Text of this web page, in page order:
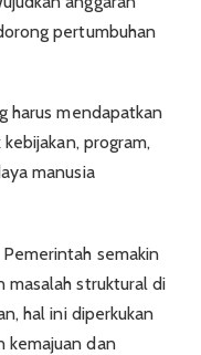
pertumbuhan
harus mendapatkan
program,
manusia
semakin
struktural di
hal ini diperkukan
kemajuan dan